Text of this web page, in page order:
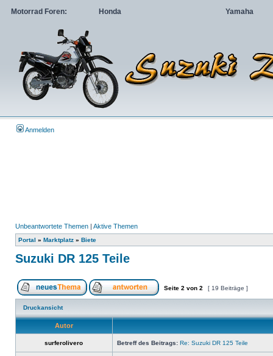
Motorrad Foren: Honda Yamaha
Anmelden
Unbeantwortete Themen | Aktive Themen
Portal » Marktplatz » Biete
Suzuki DR 125 Teile
Seite 2 von 2 [ 19 Beiträge ]
Druckansicht
Autor
surferolivero Betreff des Beitrags: Re: Suzuki DR 125 Teile